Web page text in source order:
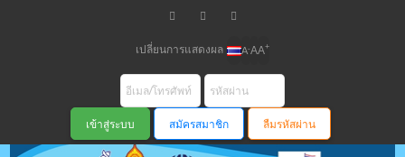
เปลี่ยนการแสดงผล A-AA+
สมัครสมาชิก ลืมรหัสผ่าน